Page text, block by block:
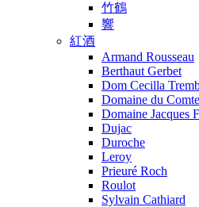
竹鶴
響
紅酒
Armand Rousseau
Berthaut Gerbet
Dom Cecilla
Domaine du
Domaine Jacques
Dujac
Duroche
Leroy
Prieuré Roch
Roulot
Sylvain Cathiard